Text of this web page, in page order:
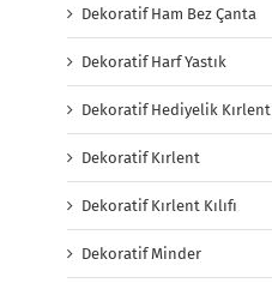
Dekoratif Ham Bez Çanta
Dekoratif Harf Yastık
Dekoratif Hediyelik Kırlent
Dekoratif Kırlent
Dekoratif Kırlent Kılıfı
Dekoratif Minder